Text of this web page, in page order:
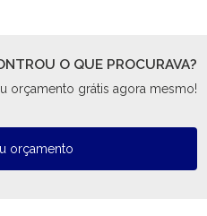
O QUE PROCURAVA?
orçamento grátis agora mesmo!
orçamento